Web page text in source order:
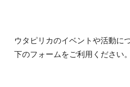
ウタピリカのイベントや活動に
下のフォームをご利用ください。